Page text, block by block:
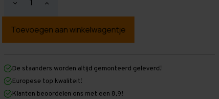
Hoeveelheid
verlagen
Grootvakstelling
mm
mm
x
1.200
mm
Hoeveelheid
verhogen
Grootvakstelling
mm
mm
1.200
mm
De staanders worden altijd gemonteerd geleverd!
Europese top kwaliteit!
Klanten beoordelen ons met een 8,9!